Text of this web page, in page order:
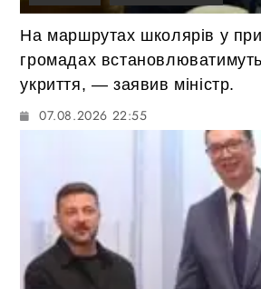
На маршрутах школярів у
громадах встановлюватимуть
укриття, — заявив міністр.
07.08.2026 22:55